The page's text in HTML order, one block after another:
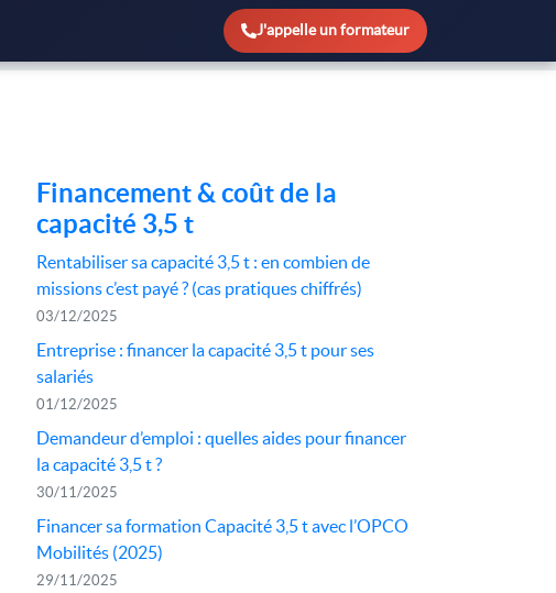
J'appelle un formateur
Financement & coût de la
capacité 3,5 t
Rentabiliser sa capacité 3,5 t : en combien de
missions c’est payé ? (cas pratiques chiffrés)
03/12/2025
Entreprise : financer la capacité 3,5 t pour ses
salariés
01/12/2025
Demandeur d’emploi : quelles aides pour financer
la capacité 3,5 t ?
30/11/2025
Financer sa formation Capacité 3,5 t avec l’OPCO
Mobilités (2025)
29/11/2025